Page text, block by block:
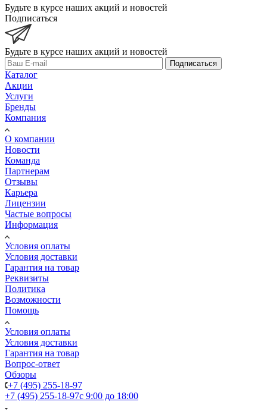
Будьте в курсе наших акций и новостей
Подписаться
Будьте в курсе наших акций и новостей
Подписаться
Каталог
Акции
Услуги
Бренды
Компания
О компании
Новости
Команда
Партнерам
Отзывы
Карьера
Лицензии
Частые вопросы
Информация
Условия оплаты
Условия доставки
Гарантия на товар
Реквизиты
Политика
Возможности
Помощь
Условия оплаты
Условия доставки
Гарантия на товар
Вопрос-ответ
Обзоры
+7 (495) 255-18-97
+7 (495) 255-18-97с 9:00 до 18:00